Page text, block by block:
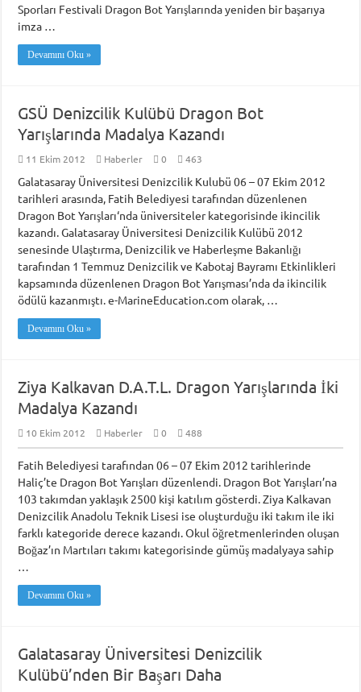
Sporları Festivali Dragon Bot Yarışlarında yeniden bir başarıya
imza …
Devamını Oku »
GSÜ Denizcilik Kulübü Dragon Bot
Yarışlarında Madalya Kazandı
11 Ekim 2012 Haberler 0 463
Galatasaray Üniversitesi Denizcilik Kulubü 06 – 07 Ekim 2012
tarihleri arasında, Fatih Belediyesi tarafından düzenlenen
Dragon Bot Yarışları‘nda üniversiteler kategorisinde ikincilik
kazandı. Galatasaray Üniversitesi Denizcilik Kulübü 2012
senesinde Ulaştırma, Denizcilik ve Haberleşme Bakanlığı
tarafından 1 Temmuz Denizcilik ve Kabotaj Bayramı Etkinlikleri
kapsamında düzenlenen Dragon Bot Yarışması’nda da ikincilik
ödülü kazanmıştı. e-MarineEducation.com olarak, …
Devamını Oku »
Ziya Kalkavan D.A.T.L. Dragon Yarışlarında İki
Madalya Kazandı
10 Ekim 2012 Haberler 0 488
Fatih Belediyesi tarafından 06 – 07 Ekim 2012 tarihlerinde
Haliç’te Dragon Bot Yarışları düzenlendi. Dragon Bot Yarışları’na
103 takımdan yaklaşık 2500 kişi katılım gösterdi. Ziya Kalkavan
Denizcilik Anadolu Teknik Lisesi ise oluşturduğu iki takım ile iki
farklı kategoride derece kazandı. Okul öğretmenlerinden oluşan
Boğaz’ın Martıları takımı kategorisinde gümüş madalyaya sahip
…
Devamını Oku »
Galatasaray Üniversitesi Denizcilik
Kulübü’nden Bir Başarı Daha